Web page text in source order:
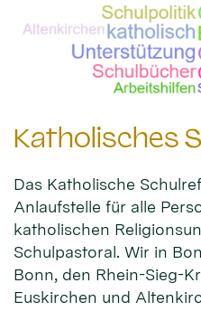
Katholisches
Das Katholische
Anlaufstelle für alle
katholischen
Schulpastoral. Wir in
Bonn, den Rhein-Sieg-
Euskirchen und